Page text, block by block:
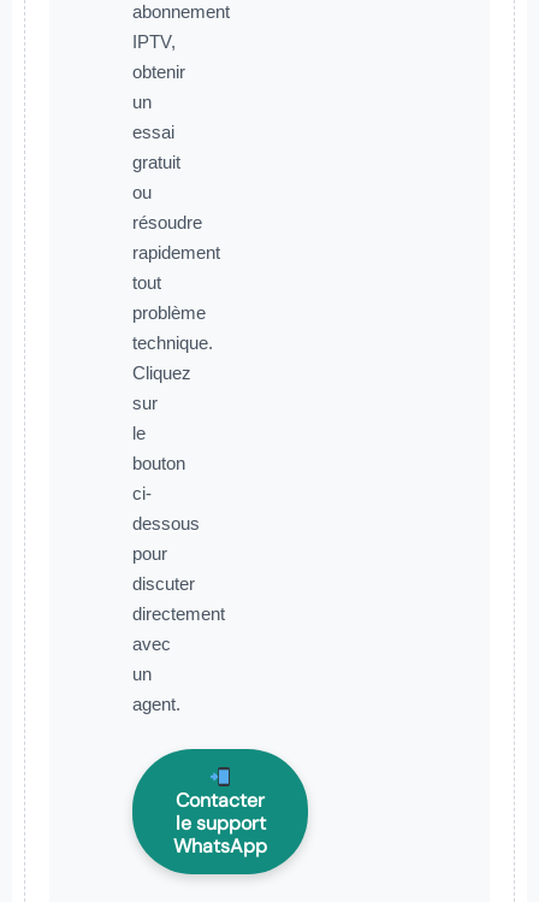
abonnement
IPTV,
obtenir
un
essai
gratuit
ou
résoudre
rapidement
tout
problème
technique.
Cliquez
sur
le
bouton
ci-
dessous
pour
discuter
directement
avec
un
agent.
Contacter
le support
WhatsApp